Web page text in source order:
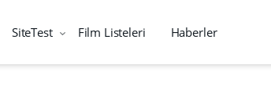
SiteTest Film Listeleri Haberler